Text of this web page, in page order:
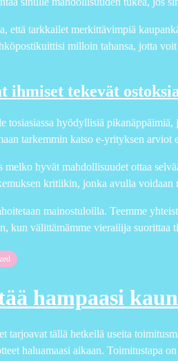
että tarkkailet merkittävimpiä
milloin tahansa, jotta
ihmiset tekevät
tosiasiassa hyödyllisiä
tarkemmin katso e-yrityksen arviot
melko hyvät mahdollisuudet ottaa
kritiikin, jonka avulla voidaan
mainostuloilla. Teemme
kun välittämämme vierailija suorittaa
hampaasi
tarjoavat tällä hetkellä useita
haluamaasi aikaan. Toimitustapa